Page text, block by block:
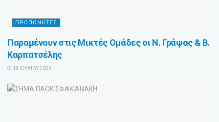
ΠΡΟΠΟΝΗΤΕΣ
Παραμένουν στις Μικτές Ομάδες οι Ν. Γράψας & Β.
Καρπατσέλης
18 ΙΟΥΛΊΟΥ 2026